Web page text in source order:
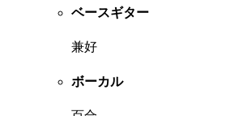
ベースギター
兼好
ボーカル